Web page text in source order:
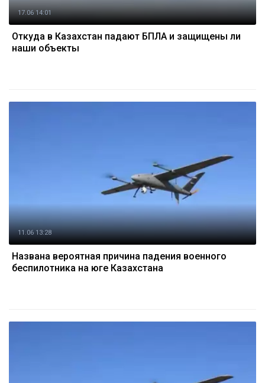
17.06 14:01
Откуда в Казахстан падают БПЛА и защищены ли
наши объекты
11.06 13:28
Названа вероятная причина падения военного
беспилотника на юге Казахстана